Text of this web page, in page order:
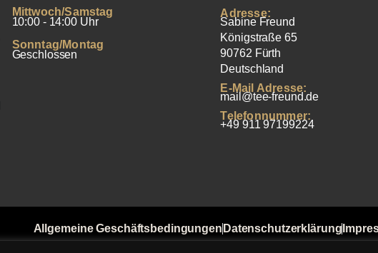
Mittwoch/Samstag
10:00 - 14:00 Uhr
Sonntag/Montag
Geschlossen
Adresse:
Sabine Freund
Königstraße 65
90762 Fürth
Deutschland
E-Mail Adresse:
mail@tee-freund.de
Telefonnummer:
+49 911 97199224
Allgemeine Geschäftsbedingungen Datenschutzerklärung